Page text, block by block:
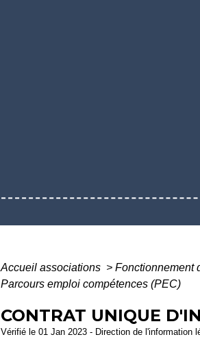
Accueil associations > Fonctionnement
Parcours emploi compétences (PEC)
CONTRAT UNIQUE
Vérifié le 01 Jan 2023 - Direction de l'information